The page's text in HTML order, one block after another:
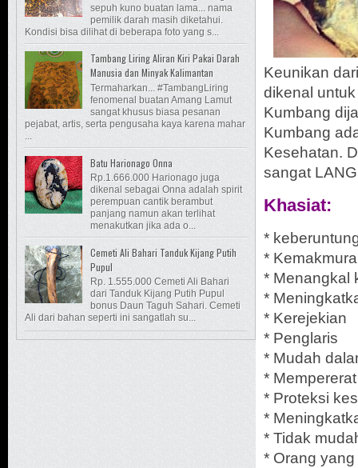
Keunikan
dikenal
Kumbang
Kumbang
Kesehatan.
sangat
Khasiat:
*
*
* Menangkal
*
* Kerejekian
* Penglaris
* Mudah
*
* Proteksi
*
* Tidak
* Orang
sepuh kuno buatan lama... nama
pemilik darah masih diketahui.
Kondisi bisa dilihat di beberapa foto yang s...
Tambang Liring Aliran Kiri Pakai Darah
Manusia dan Minyak Kalimantan
Termaharkan... #TambangLiring
fenomenal buatan Amang Lamut
sangat khusus biasa pesanan
pejabat, artis, serta pengusaha kaya karena mahar
...
Batu Harionago Onna
Rp.1.666.000 Harionago juga
dikenal sebagai Onna adalah spirit
perempuan cantik berambut
panjang namun akan terlihat
menakutkan jika ada o...
Cemeti Ali Bahari Tanduk Kijang Putih
Pupul
Rp. 1.555.000 Cemeti Ali Bahari
dari Tanduk Kijang Putih Pupul
bonus Daun Taguh Sahari. Cemeti
Ali dari bahan seperti ini sangatlah su...